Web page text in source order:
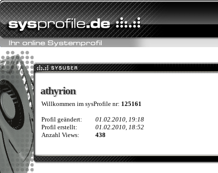
athyrion
athyrion
Willkommen im sysProfile nr: 125161
Profil geändert:
01.02.2010, 19:18
Profil erstellt:
01.02.2010, 18:52
Anzahl Views:
438